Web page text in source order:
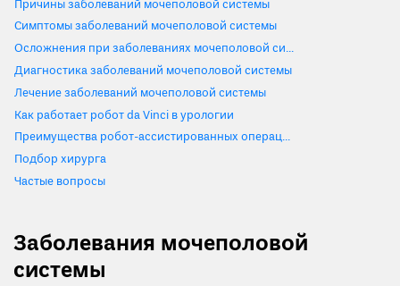
Причины заболеваний мочеполовой системы
Симптомы заболеваний мочеполовой системы
Осложнения при заболеваниях мочеполовой системы
Диагностика заболеваний мочеполовой системы
Лечение заболеваний мочеполовой системы
Как работает робот da Vinci в урологии
Преимущества робот-ассистированных операций
Подбор хирурга
Частые вопросы
Заболевания мочеполовой
системы